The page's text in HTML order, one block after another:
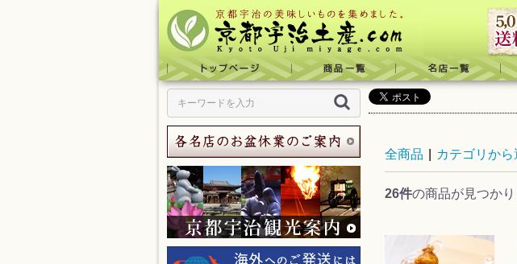
全商品 カテゴリから
26件の商品が見つか